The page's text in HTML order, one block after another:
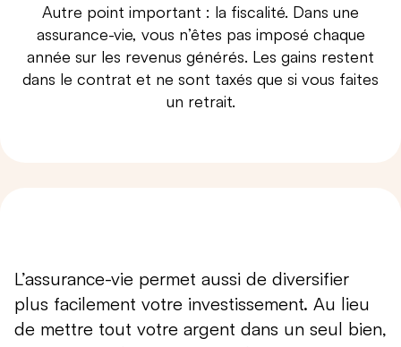
Autre point important : la fiscalité. Dans une
assurance-vie, vous n’êtes pas imposé chaque
année sur les revenus générés. Les gains restent
dans le contrat et ne sont taxés que si vous faites
un retrait.
L’assurance-vie permet aussi de diversifier
plus facilement votre investissement. Au lieu
de mettre tout votre argent dans un seul bien,